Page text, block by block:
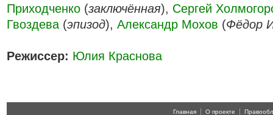
Приходченко (заключённая), Сергей
Гвоздева (эпизод), Александр Мохов (Фёдор
Режиссер: Юлия Краснова
Главная О проекте